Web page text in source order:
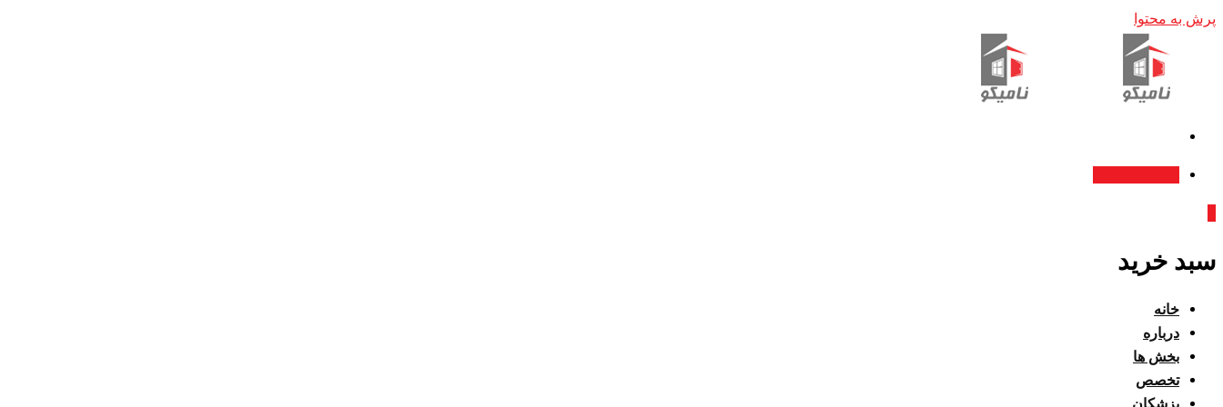
پرش به محتوا
سبد خرید
خانه
درباره
بخش ها
تخصص